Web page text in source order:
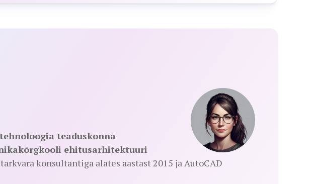
teaduskonna
ehitusarhitektuuri
konsultantiga alates aastast 2015 ja AutoCAD